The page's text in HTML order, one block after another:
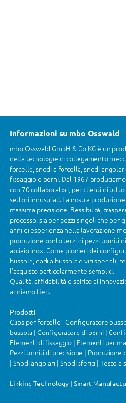
Informazioni su mbo Osswald
mbo Osswald GmbH & Co KG è un
della tecnologie di collegamento
forcelle, snodi a forcella, snodi
fissaggio e perni. Dal 1967
con 70 collaboratori, per clienti di
settori industriali. La nostra
massima precisione, flessibilità,
processo, sia per pezzi singoli che per
anni di esperienza nella lavorazione
produzione conto terzi di pezzi torniti
acciaio inox. Come pionieri dei
bussole, dadi a bussola e viti speciali,
l’acquisto particolarmente semplici.
Qualità, affidabilità e spirito di
andiamo fieri.
Prodotti
Clips per forcelle | Configuratore
bussola | Configuratore di perni |
Elementi di fissaggio | Elementi per
Pezzi torniti di precisione | Produzione
| Snodi angolari | Snodi sferici | Teste a
Linking Technology | Smart